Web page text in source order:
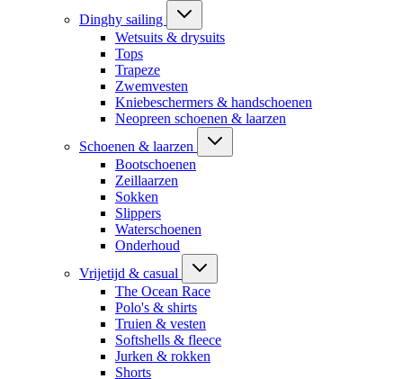
Dinghy sailing
Wetsuits & drysuits
Tops
Trapeze
Zwemvesten
Kniebeschermers & handschoenen
Neopreen schoenen & laarzen
Schoenen & laarzen
Bootschoenen
Zeillaarzen
Sokken
Slippers
Waterschoenen
Onderhoud
Vrijetijd & casual
The Ocean Race
Polo's & shirts
Truien & vesten
Softshells & fleece
Jurken & rokken
Shorts